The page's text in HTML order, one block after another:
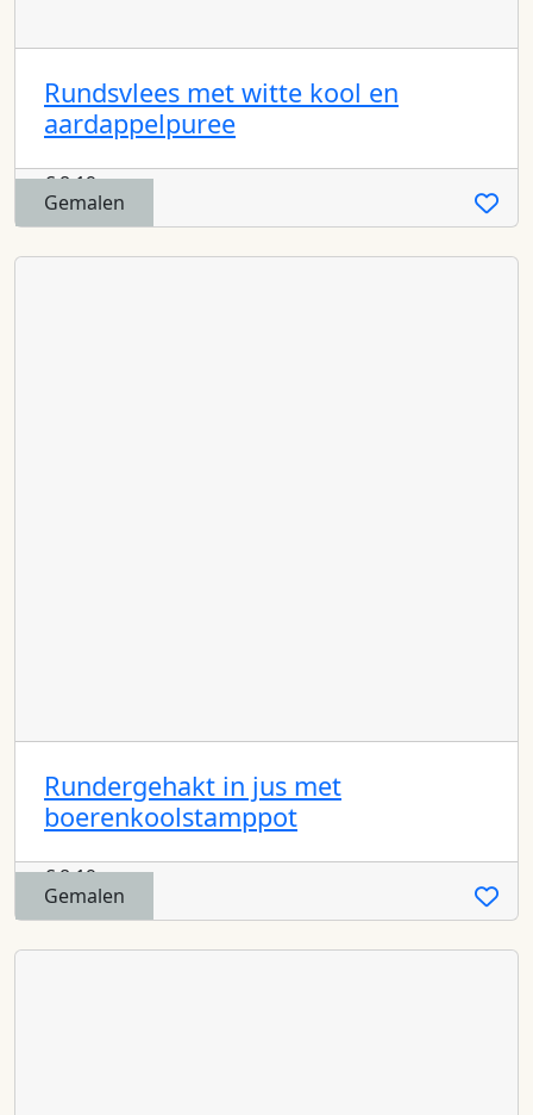
Gemalen
Rundsvlees met witte kool en
aardappelpuree
€8,19
Gemalen
Rundergehakt in jus met
boerenkoolstamppot
€8,19